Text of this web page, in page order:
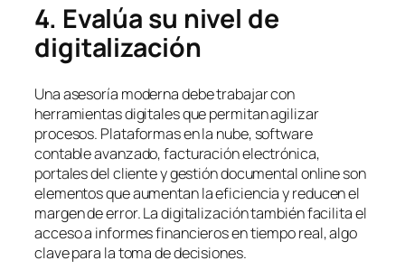
4. Evalúa su nivel de
digitalización
Una asesoría moderna debe trabajar con
herramientas digitales que permitan agilizar
procesos. Plataformas en la nube, software
contable avanzado, facturación electrónica,
portales del cliente y gestión documental online son
elementos que aumentan la eficiencia y reducen el
margen de error. La digitalización también facilita el
acceso a informes financieros en tiempo real, algo
clave para la toma de decisiones.